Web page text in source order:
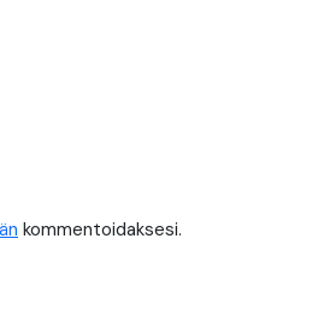
kommentoidaksesi.